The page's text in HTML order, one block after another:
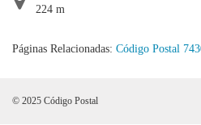
224 m
Páginas Relacionadas: Código Postal
© 2025 Código Postal